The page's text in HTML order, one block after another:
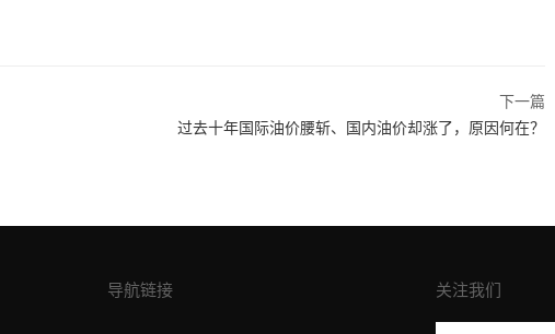
下一篇
过去十年国际油价腰斩、国内油价却涨了，原因何在？
导航链接 关注我们